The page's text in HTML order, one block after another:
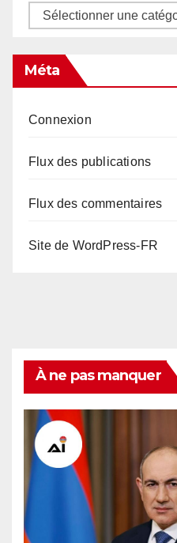
Catégories
Méta
Connexion
Flux des publications
Flux des commentaires
Site de WordPress-FR
À ne pas manquer